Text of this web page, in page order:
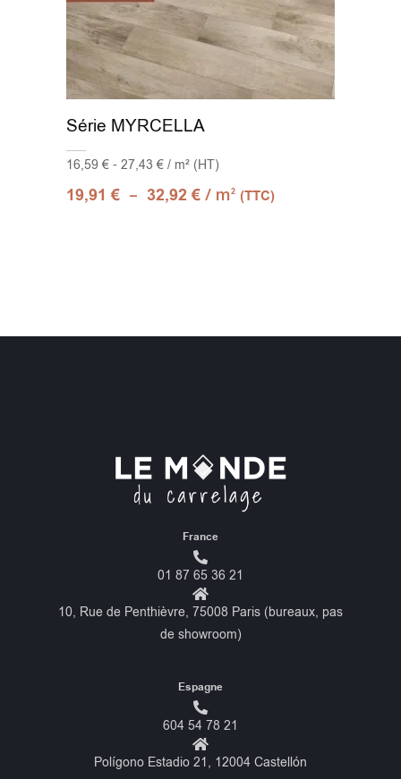
Série MYRCELLA
16,59 € - 27,43 € / m² (HT)
19,91€ – 32,92€ / m2 (TTC)
France
01 87 65 36 21
10, Rue de Penthièvre, 75008 Paris (bureaux, pas
de showroom)
Espagne
604 54 78 21
Polígono Estadio 21, 12004 Castellón